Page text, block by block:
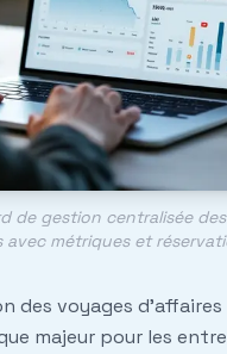
de gestion centralisée
avec métriques et
des voyages
majeur pour les